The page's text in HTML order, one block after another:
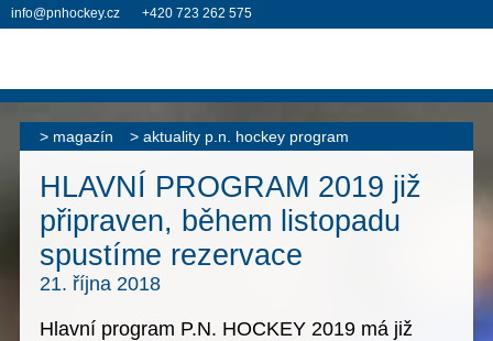
magazín aktuality p.n. hockey program
HLAVNÍ PROGRAM 2019 již
připraven, během listopadu
spustíme rezervace
21. října 2018
Hlavní program P.N. HOCKEY 2019 má již
info@pnhockey.cz +420 723 262 575